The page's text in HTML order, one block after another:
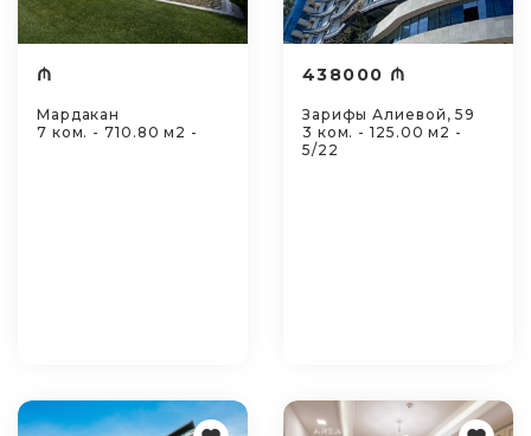
₼
Мардакан
7 ком. - 710.80 м2 -
438000 ₼
Зарифы Алиевой, 59
3 ком. - 125.00 м2 -
5/22